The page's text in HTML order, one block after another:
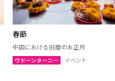
春節
中国における旧暦のお正月
ウドーンターニー イベント